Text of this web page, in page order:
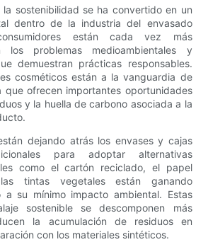
la sostenibilidad se ha convertido en un
dentro de la industria del envasado
están cada vez más
los problemas medioambientales y
demuestran prácticas responsables.
cosméticos están a la vanguardia de
que ofrecen importantes oportunidades
y la huella de carbono asociada a la
dejando atrás los envases y cajas
para adoptar alternativas
como el cartón reciclado, el papel
tintas vegetales están ganando
a su mínimo impacto ambiental. Estas
sostenible se descomponen más
la acumulación de residuos en
con los materiales sintéticos.